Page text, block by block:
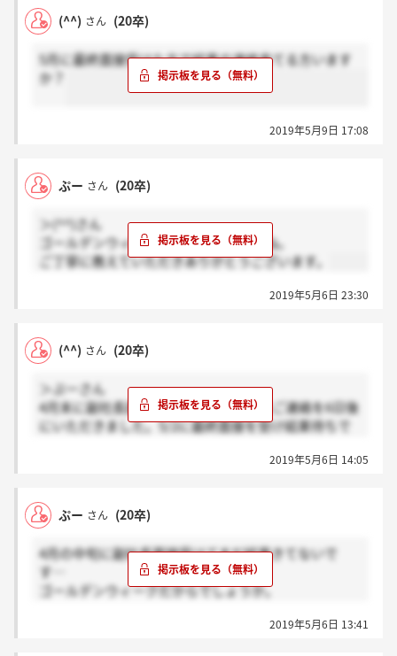
(^^) さん (20卒)
5月に最終面接受けた方で結果の連絡来てる方います
か？
2019年5月9日 17:08
ぷー さん (20卒)
＞(^^)さん
ゴールデンウィークは関係ないのですね。
ご丁寧に教えていただきありがとうございます。
2019年5月6日 23:30
(^^) さん (20卒)
＞ぷーさん
4月末に副社長面接を受けて次の選考のご連絡を6日後
にいただきました。5/2に最終面接を受け結果待ちで
2019年5月6日 14:05
ぷー さん (20卒)
4月の中旬に副社長面接受けてまだ結果きてないで
す…
ゴールデンウィークだからでしょうか。
4月中旬ごろ受けて結果来てる方いますか？2019年5月6日 13:41